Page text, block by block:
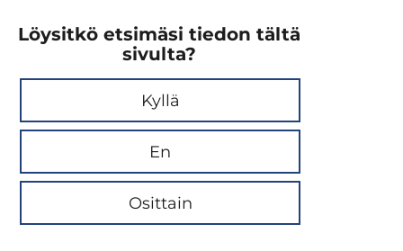
Löysitkö etsimäsi tiedon tältä
sivulta?
Kyllä
En
Osittain